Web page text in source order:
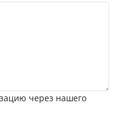
через нашего